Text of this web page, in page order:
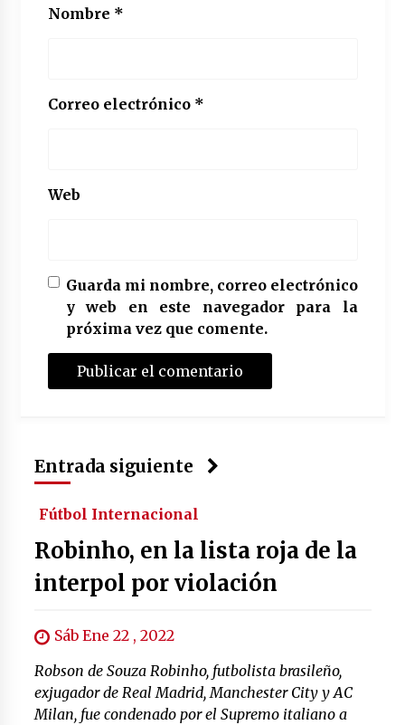
Nombre *
Correo electrónico *
Web
Guarda mi nombre, correo electrónico
y web en este navegador para la
próxima vez que comente.
Entrada siguiente
Fútbol Internacional
Robinho, en la lista roja de la
interpol por violación
Sáb Ene 22 , 2022
Robson de Souza Robinho, futbolista brasileño,
exjugador de Real Madrid, Manchester City y AC
Milan, fue condenado por el Supremo italiano a